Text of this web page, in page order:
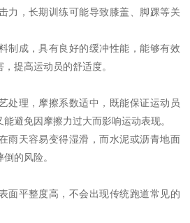
力，长期训练可能导致膝盖、脚踝等关
制成，具有良好的缓冲性能，能够有效
提高运动员的舒适度。
处理，摩擦系数适中，既能保证运动员
避免因摩擦力过大而影响运动表现。
雨天容易变得湿滑，而水泥或沥青地面
的风险。
面平整度高，不会出现传统跑道常见的